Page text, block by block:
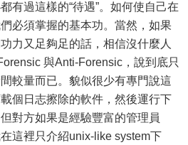
有過這樣的“待遇”。如何使自己在
必須掌握的基本功。當然，如果
力又足夠足的話，相信沒什麼人
與Anti-Forensic，說到底只
較量而已。貌似很少有專門說這
個日志擦除的軟件，然後運行下
對方如果是經驗豐富的管理員
這裡只介紹unix-like system下